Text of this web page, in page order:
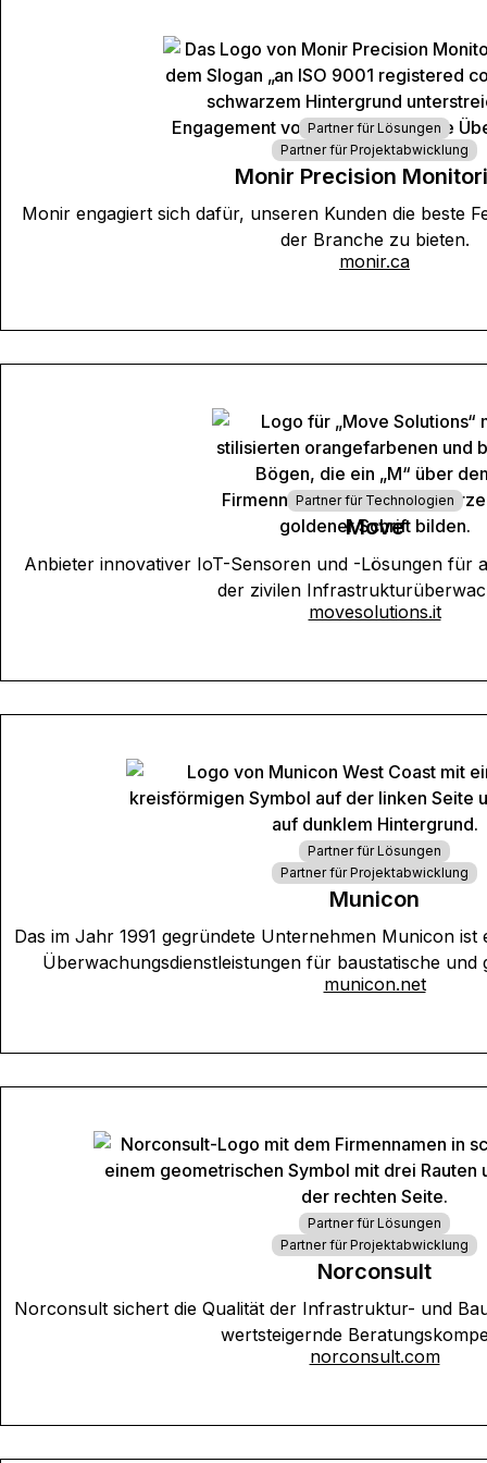
Partner für Lösungen
Partner für Projektabwicklung
Monir Precision
Monir engagiert sich dafür, unseren Kunden die beste
der Branche zu bieten.
monir.ca
Partner für Technologien
Move
Anbieter innovativer IoT-Sensoren und -Lösungen für
der zivilen
movesolutions.it
Partner für Lösungen
Partner für Projektabwicklung
Municon
Das im Jahr 1991 gegründete Unternehmen Municon
Überwachungsdienstleistungen für baustatische und
municon.net
Partner für Lösungen
Partner für Projektabwicklung
Norconsult
Norconsult sichert die Qualität der Infrastruktur- und
wertsteigernde
norconsult.com